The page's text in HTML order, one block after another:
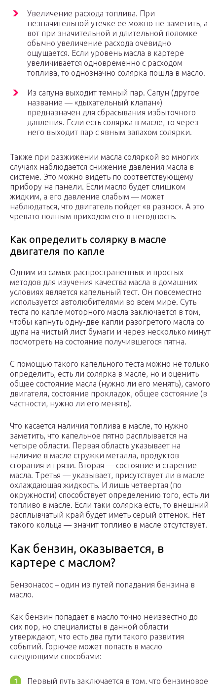
Увеличение расхода топлива. При
незначительной утечке ее можно не заметить, а
вот при значительной и длительной поломке
обычно увеличение расхода очевидно
ощущается. Если уровень масла в картере
увеличивается одновременно с расходом
топлива, то однозначно солярка пошла в масло.
Из сапуна выходит темный пар. Сапун (другое
название — «дыхательный клапан»)
предназначен для сбрасывания избыточного
давления. Если есть солярка в масле, то через
него выходит пар с явным запахом солярки.
Также при разжижении масла соляркой во многих
случаях наблюдается снижение давления масла в
системе. Это можно видеть по соответствующему
прибору на панели. Если масло будет слишком
жидким, а его давление слабым — может
наблюдаться, что двигатель пойдет «в разнос». А это
чревато полным приходом его в негодность.
Как определить солярку в масле
двигателя по капле
Одним из самых распространенных и простых
методов для изучения качества масла в домашних
условиях является капельный тест. Он повсеместно
используется автолюбителями во всем мире. Суть
теста по капле моторного масла заключается в том,
чтобы капнуть одну-две капли разогретого масла со
щупа на чистый лист бумаги и через несколько минут
посмотреть на состояние получившегося пятна.
С помощью такого капельного теста можно не только
определить, есть ли солярка в масле, но и оценить
общее состояние масла (нужно ли его менять), самого
двигателя, состояние прокладок, общее состояние (в
частности, нужно ли его менять).
Что касается наличия топлива в масле, то нужно
заметить, что капельное пятно расплывается на
четыре области. Первая область указывает на
наличие в масле стружки металла, продуктов
сгорания и грязи. Вторая — состояние и старение
масла. Третья — указывает, присутствует ли в масле
охлаждающая жидкость. И лишь четвертая (по
окружности) способствует определению того, есть ли
топливо в масле. Если таки солярка есть, то внешний
расплывчатый край будет иметь серый оттенок. Нет
такого кольца — значит топливо в масле отсутствует.
Как бензин, оказывается, в
картере с маслом?
Бензонасос – один из путей попадания бензина в
масло.
Как бензин попадает в масло точно неизвестно до
сих пор, но специалисты в данной области
утверждают, что есть два пути такого развития
событий. Горючее может попасть в масло
следующими способами:
Первый путь заключается в том, что бензиновое